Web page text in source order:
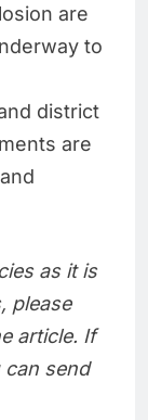
are
to
district
are
as it is
please
article. If
can send